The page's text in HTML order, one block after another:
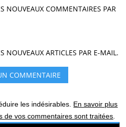
NOUVEAUX COMMENTAIRES PAR
NOUVEAUX ARTICLES PAR E-MAIL.
les indésirables. En savoir plus
de vos commentaires sont traitées.